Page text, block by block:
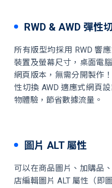
RWD & AWD 彈性
所有版型均採用 RWD 響
裝置及螢幕尺寸，桌面電
網頁版本，無需分開製作
性切換 AWD 適應式網頁
物體驗，節省數據流量。
圖片 ALT 屬性
可以在商品圖片、加購品
店編輯圖片 ALT 屬性（即